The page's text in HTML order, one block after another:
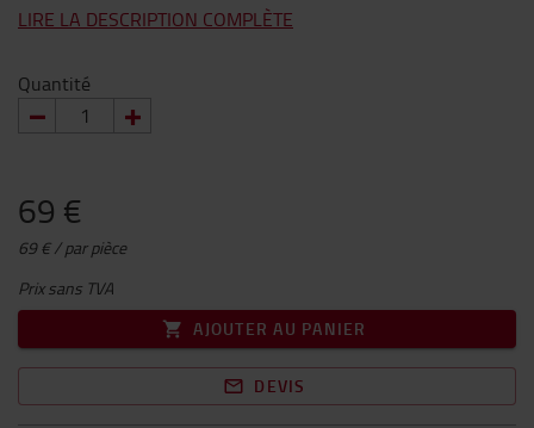
LIRE LA DESCRIPTION COMPLÈTE
Quantité
69 €
69 € / par pièce
Prix sans TVA
AJOUTER AU PANIER
DEVIS